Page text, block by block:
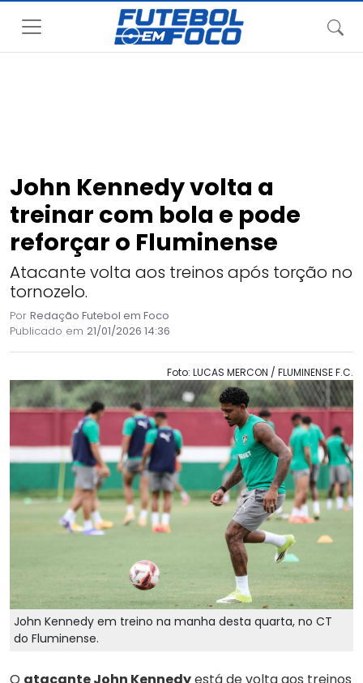
John Kennedy volta a
treinar com bola e pode
reforçar o Fluminense
Atacante volta aos treinos após torção no
tornozelo.
Por Redação Futebol em Foco
Publicado em 21/01/2026 14:36
Foto: LUCAS MERCON / FLUMINENSE F.C.
John Kennedy em treino na manha desta quarta, no CT
do Fluminense.
O atacante John Kennedyestá de volta aos treinos